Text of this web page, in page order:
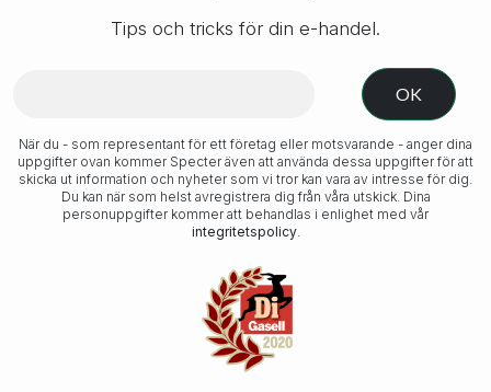
Tips och tricks för din e-handel.
När du - som representant för ett företag eller motsvarande - anger dina
uppgifter ovan kommer Specter även att använda dessa uppgifter för att
skicka ut information och nyheter som vi tror kan vara av intresse för dig.
Du kan när som helst avregistrera dig från våra utskick. Dina
personuppgifter kommer att behandlas i enlighet med vår
integritetspolicy.